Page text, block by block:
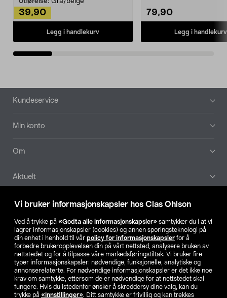
Vi bruker informasjonskapsler hos Clas Ohlson
Ved å trykke på «Godta alle informasjonskapsler» samtykker du i at vi
lagrer informasjonskapsler (cookies) og annen sporingsteknologi på
din enhet i henhold til vår policy for informasjonskapsler for å
forbedre brukeropplevelsen din på vårt nettsted, analysere bruken av
nettstedet og for å tilpasse våre markedsføringstiltak. Vi bruker fire
typer informasjonskapsler: nødvendige, funksjonelle, analytiske og
annonserelaterte. For nødvendige informasjonskapsler er det ikke noe
krav om samtykke, ettersom de er nødvendige for at nettstedet skal
fungere. Hvis du istedenfor ønsker å skreddersy dine valg, kan du
trykke på «Innstillinger». Ditt samtykke er frivillig og kan trekkes
39,90
Legg i handlekurv
79,90
Legg i handlekurv
Bunntekst
Kundeservice
Min konto
Om
Aktuelt
Våre selskaper
Finn din butikk
SE NO FI